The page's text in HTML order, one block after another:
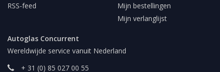
RSS-feed
Mijn bestellingen
Mijn verlanglijst
Autoglas Concurrent
Wereldwijde service vanuit Nederland
+ 31 (0) 85 027 00 55